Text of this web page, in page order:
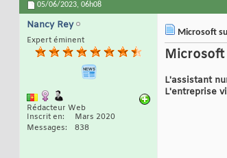
05/06/2023, 06h08
Nancy Rey
Expert éminent
Rédacteur Web
Inscrit en
Mars 2020
Messages
838
Microsoft
Microsoft
L'assistant
L'entreprise